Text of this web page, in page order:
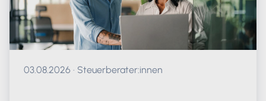
Veröffentlicht am 03.08.2026
03.08.2026 · Steuerberater:innen